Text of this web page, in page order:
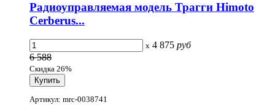
Радиоуправляемая модель Трагги Himoto
Cerberus...
x 4 875 руб
6 588
Скидка 26%
Артикул: mrc-0038741